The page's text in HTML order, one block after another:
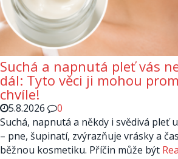
Suchá a napnutá pleť vás
dál: Tyto věci ji mohou
chvíle!
5.8.2026
0
Suchá, napnutá a někdy i svědivá pleť
– pne, šupinatí, zvýrazňuje vrásky a
běžnou kosmetiku. Příčin může být